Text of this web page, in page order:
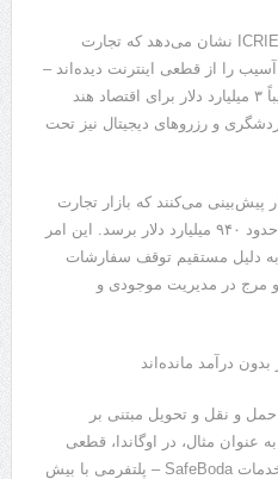
مطالعه‌ای توسط موسسه هندی ICRIER نشان می‌دهد که تجارت
آسیب را از قطعی اینترنت دیده‌اند –
که بین سال‌های ۲۰۱۲ تا ۲۰۱۷ تقریباً ۳ میلیارد دلار برای اقتصاد هند
و رزروهای دیجیتال نیز تحت
پیش‌بینی می‌کنند که بازار تجارت
الکترونیک تا سال ۲۰۳۲ به ارزشی حدود ۹۴۰ میلیارد دلار برسد. این امر
دلیل مستقیم توقف سفارشات
و مرج در مدیریت موجودی و
درآمد مانده‌اند
و نقل و تحویل مبتنی بر
عنوان مثال، در اوگاندا، قطعی
اینترنت در جریان انتخابات ۲۰۲۱، خدمات SafeBoda – پلتفرمی با بیش